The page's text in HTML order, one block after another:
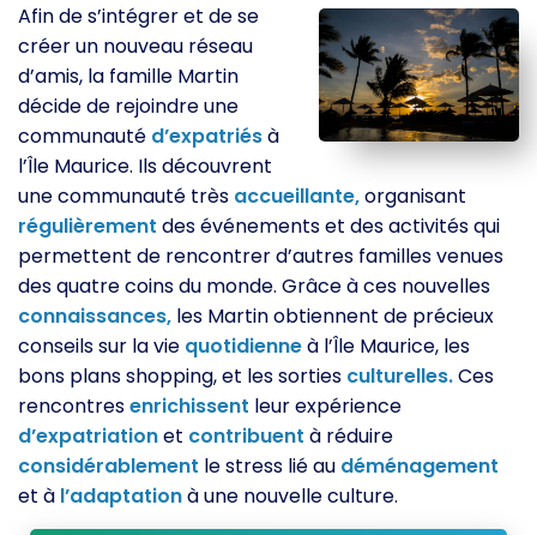
Afin de s’intégrer et de se
créer un nouveau réseau
d’amis, la famille Martin
décide de rejoindre une
communauté d’expatriésà
l’Île Maurice. Ils découvrent
une communauté très accueillante,organisant
régulièrement des événements et des activités qui
permettent de rencontrer d’autres familles venues
des quatre coins du monde. Grâce à ces nouvelles
connaissances, les Martin obtiennent de précieux
conseils sur la vie quotidienneà l’Île Maurice, les
bons plans shopping, et les sorties culturelles.Ces
rencontresenrichissent leur expérience
d’expatriationet contribuent à réduire
considérablement le stress lié au déménagement
et à l’adaptationà une nouvelle culture.